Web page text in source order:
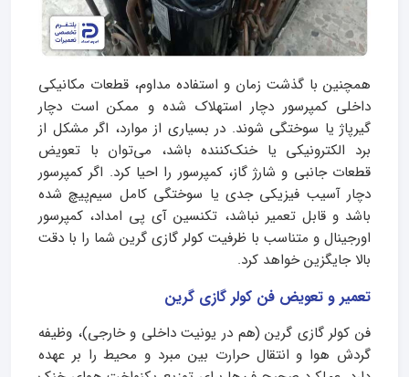
همچنین با گذشت زمان و استفاده مداوم، قطعات مکانیکی
داخلی کمپرسور دچار استهلاک شده و ممکن است دچار
گیرپاژ یا سوختگی شوند. در بسیاری از موارد، اگر مشکل از
برد الکترونیکی یا خنک‌کننده باشد، می‌توان با تعویض
قطعات جانبی و شارژ گاز، کمپرسور را احیا کرد. اگر کمپرسور
دچار آسیب فیزیکی جدی یا سوختگی کامل سیم‌پیچ شده
باشد و قابل تعمیر نباشد، تکنسین آی پی امداد، کمپرسور
اورجینال و متناسب با ظرفیت کولر گازی گرین شما را با دقت
بالا جایگزین خواهد کرد.
تعمیر و تعویض فن کولر گازی گرین
فن کولر گازی گرین (هم در یونیت داخلی و خارجی)، وظیفه
گردش هوا و انتقال حرارت بین مبرد و محیط را بر عهده